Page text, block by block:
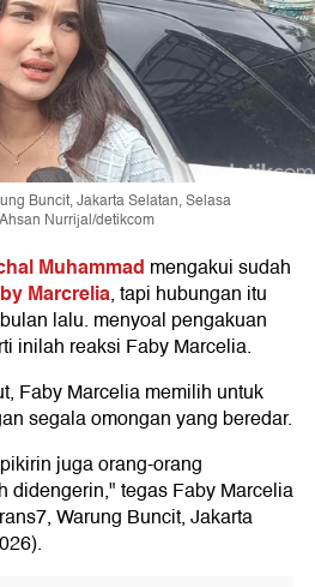
Buncit, Jakarta Selatan, Selasa
Nurrijal/detikcom
Muhammad mengakui sudah
Marcrelia, tapi hubungan itu
lalu. menyoal pengakuan
inilah reaksi Faby Marcelia.
Faby Marcelia memilih untuk
segala omongan yang beredar.
juga orang-orang
didengerin," tegas Faby Marcelia
Warung Buncit, Jakarta